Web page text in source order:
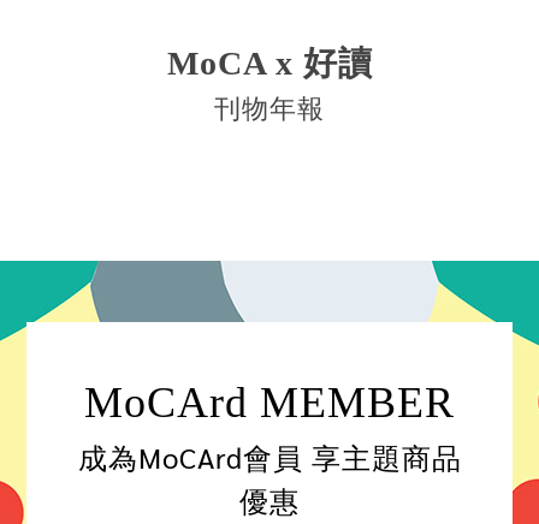
MoCA x 好讀
刊物年報
MoCArd MEMBER
成為MoCArd會員 享主題商品
優惠